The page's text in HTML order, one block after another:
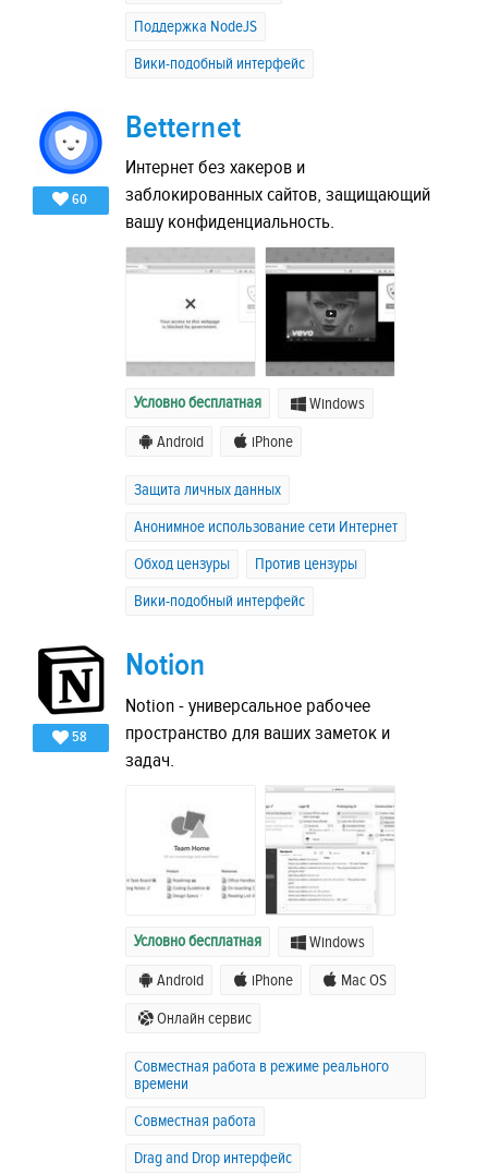
Поддержка NodeJS
Вики-подобный интерфейс
60
Betternet
Интернет без хакеров и
заблокированных сайтов, защищающий
вашу конфиденциальность.
Условно бесплатная Windows
Android iPhone
Защита личных данных
Анонимное использование сети Интернет
Обход цензуры
Против цензуры
Вики-подобный интерфейс
58
Notion
Notion - универсальное рабочее
пространство для ваших заметок и
задач.
Условно бесплатная Windows
Android iPhone Mac OS
Онлайн сервис
Совместная работа в режиме реального
времени
Совместная работа
Drag and Drop интерфейс